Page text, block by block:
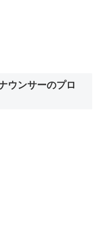
ウンサーのプロ